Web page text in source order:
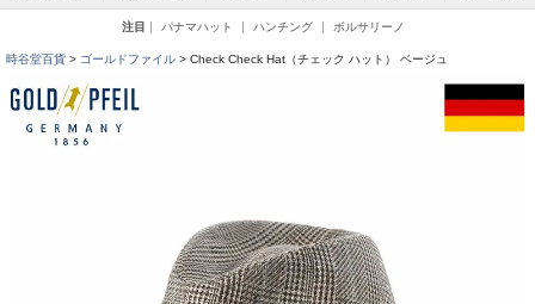
注目 パナマハット ハンチング ボルサリーノ
時谷堂百貨 ゴールドファイル Check Check Hat（チェック ハット） ベージュ